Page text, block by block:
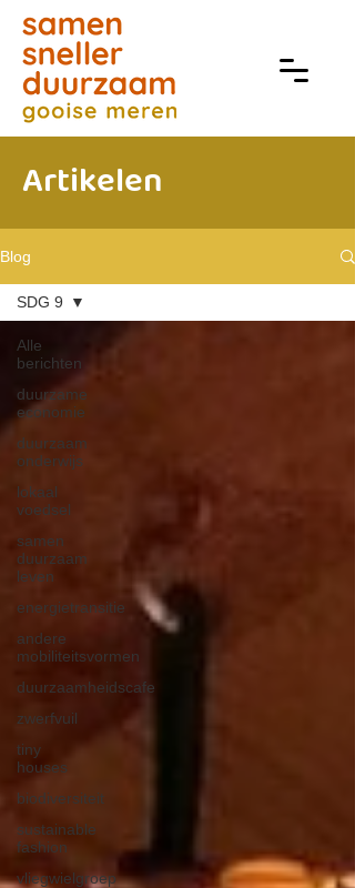
Artikelen
Blog
Alle
berichten
duurzame
economie
duurzaam
onderwijs
lokaal
voedsel
samen
duurzaam
leven
energietransitie
andere
mobiliteitsvormen
duurzaamheidscafe
zwerfvuil
tiny
houses
biodiversiteit
sustainable
fashion
vliegwielgroep
SDG 9